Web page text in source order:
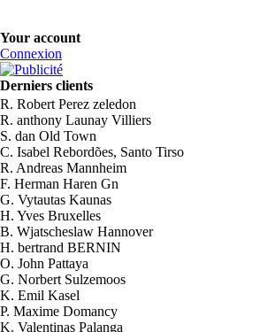
Your account
Connexion
Derniers clients
R. Robert Perez zeledon
R. anthony Launay Villiers
S. dan Old Town
C. Isabel Rebordões, Santo Tirso
R. Andreas Mannheim
F. Herman Haren Gn
G. Vytautas Kaunas
H. Yves Bruxelles
B. Wjatscheslaw Hannover
H. bertrand BERNIN
O. John Pattaya
G. Norbert Sulzemoos
K. Emil Kasel
P. Maxime Domancy
K. Valentinas Palanga